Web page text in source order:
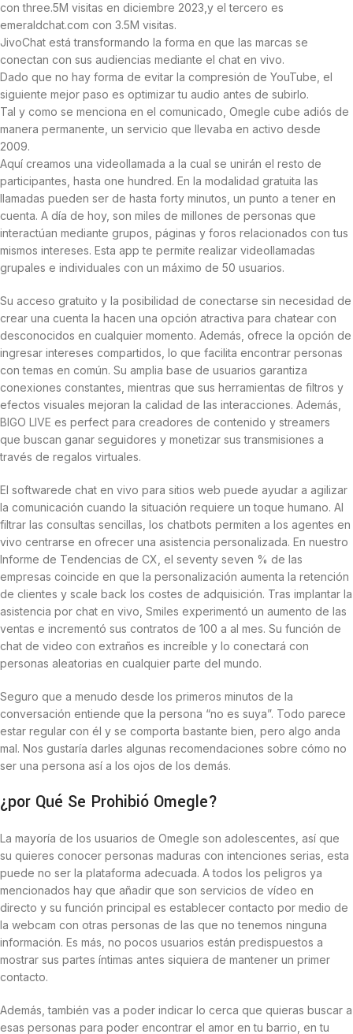
con three.5M visitas en diciembre 2023,y el tercero es
emeraldchat.com con 3.5M visitas.
JivoChat está transformando la forma en que las marcas se
conectan con sus audiencias mediante el chat en vivo.
Dado que no hay forma de evitar la compresión de YouTube, el
siguiente mejor paso es optimizar tu audio antes de subirlo.
Tal y como se menciona en el comunicado, Omegle cube adiós de
manera permanente, un servicio que llevaba en activo desde
2009.
Aquí creamos una videollamada a la cual se unirán el resto de
participantes, hasta one hundred. En la modalidad gratuita las
llamadas pueden ser de hasta forty minutos, un punto a tener en
cuenta. A día de hoy, son miles de millones de personas que
interactúan mediante grupos, páginas y foros relacionados con tus
mismos intereses. Esta app te permite realizar videollamadas
grupales e individuales con un máximo de 50 usuarios.
Su acceso gratuito y la posibilidad de conectarse sin necesidad de
crear una cuenta la hacen una opción atractiva para chatear con
desconocidos en cualquier momento. Además, ofrece la opción de
ingresar intereses compartidos, lo que facilita encontrar personas
con temas en común. Su amplia base de usuarios garantiza
conexiones constantes, mientras que sus herramientas de filtros y
efectos visuales mejoran la calidad de las interacciones. Además,
BIGO LIVE es perfect para creadores de contenido y streamers
que buscan ganar seguidores y monetizar sus transmisiones a
través de regalos virtuales.
El softwarede chat en vivo para sitios web puede ayudar a agilizar
la comunicación cuando la situación requiere un toque humano. Al
filtrar las consultas sencillas, los chatbots permiten a los agentes en
vivo centrarse en ofrecer una asistencia personalizada. En nuestro
Informe de Tendencias de CX, el seventy seven % de las
empresas coincide en que la personalización aumenta la retención
de clientes y scale back los costes de adquisición. Tras implantar la
asistencia por chat en vivo, Smiles experimentó un aumento de las
ventas e incrementó sus contratos de 100 a al mes. Su función de
chat de video con extraños es increíble y lo conectará con
personas aleatorias en cualquier parte del mundo.
Seguro que a menudo desde los primeros minutos de la
conversación entiende que la persona “no es suya”. Todo parece
estar regular con él y se comporta bastante bien, pero algo anda
mal. Nos gustaría darles algunas recomendaciones sobre cómo no
ser una persona así a los ojos de los demás.
¿por Qué Se Prohibió Omegle?
La mayoría de los usuarios de Omegle son adolescentes, así que
su quieres conocer personas maduras con intenciones serias, esta
puede no ser la plataforma adecuada. A todos los peligros ya
mencionados hay que añadir que son servicios de vídeo en
directo y su función principal es establecer contacto por medio de
la webcam con otras personas de las que no tenemos ninguna
información. Es más, no pocos usuarios están predispuestos a
mostrar sus partes íntimas antes siquiera de mantener un primer
contacto.
Además, también vas a poder indicar lo cerca que quieras buscar a
esas personas para poder encontrar el amor en tu barrio, en tu